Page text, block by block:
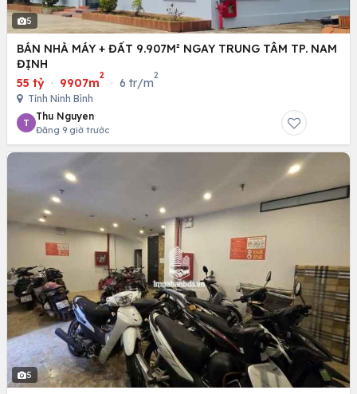
5
BÁN NHÀ MÁY + ĐẤT 9.907M² NGAY TRUNG TÂM TP. NAM
ĐỊNH
55 tỷ · 9907m
2
· 6 tr/m
2
Tỉnh Ninh Bình
T
Thu Nguyen
Đăng 9 giờ trước
5